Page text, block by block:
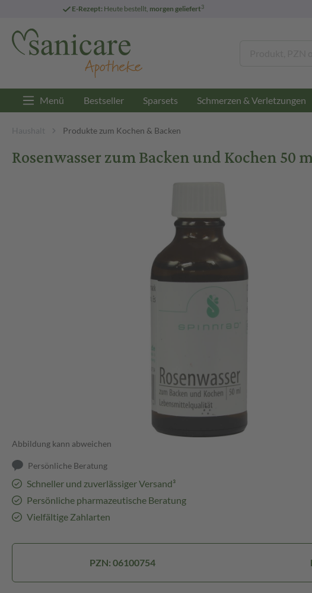
E-Rezept: Heute bestellt, morgen geliefert3
Menü Bestseller Sparsets Schmerzen & Verletzungen
Haushalt Produkte zum Kochen & Backen
Rosenwasser zum Backen und Kochen 50
Abbildung kann abweichen
Persönliche Beratung
Schneller und zuverlässiger Versand³
Persönliche pharmazeutische Beratung
Vielfältige Zahlarten
PZN: 06100754